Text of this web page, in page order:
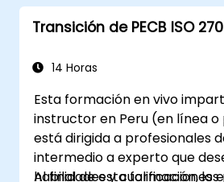
Transición de PECB ISO
14 Horas
Esta formación en vivo
instructor en Peru (en línea
está dirigida a profesionales
intermedio a experto que
habilidades y cualificaciones
Al final de esta formación,